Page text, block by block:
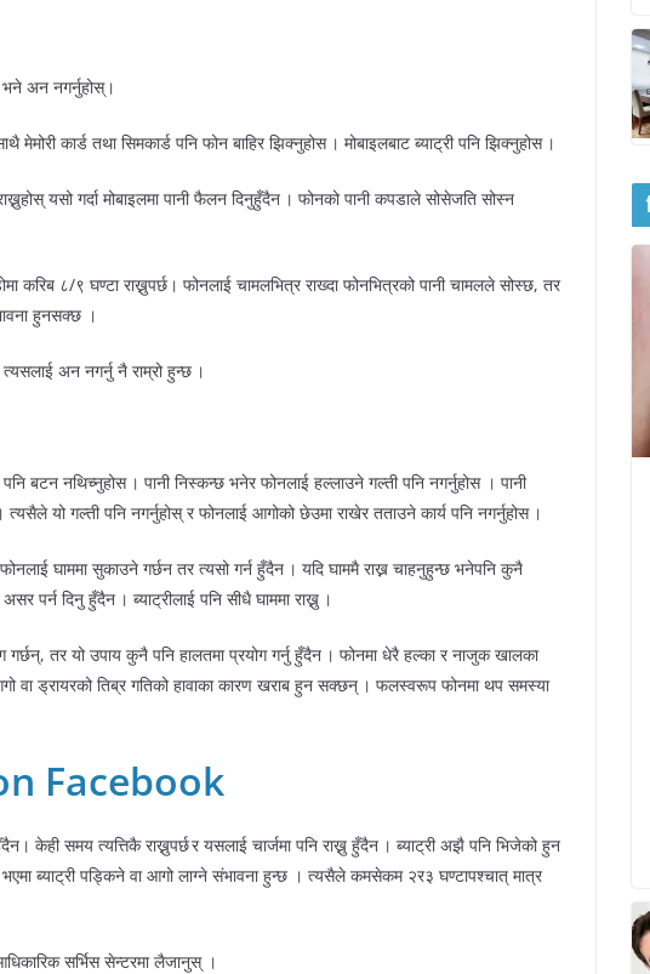
अन नगर्नुहोस्।
मेमोरी कार्ड तथा सिमकार्ड पनि फोन बाहिर झिक्नुहोस । मोबाइलबाट ब्याट्री पनि झिक्नुहोस ।
यसो गर्दा मोबाइलमा पानी फैलन दिनुहुँदैन । फोनको पानी कपडाले सोसेजति सोस्न
करिब ८/९ घण्टा राख्नुपर्छ। फोनलाई चामलभित्र राख्दा फोनभित्रको पानी चामलले सोस्छ, तर
हुनसक्छ ।
अन नगर्नु नै राम्रो हुन्छ ।
बटन नथिच्नुहोस । पानी निस्कन्छ भनेर फोनलाई हल्लाउने गल्ती पनि नगर्नुहोस । पानी
यो गल्ती पनि नगर्नुहोस् र फोनलाई आगोको छेउमा राखेर तताउने कार्य पनि नगर्नुहोस ।
घाममा सुकाउने गर्छन तर त्यसो गर्न हुँदैन । यदि घाममै राख्न चाहनुहुन्छ भनेपनि कुनै
पर्न दिनु हुँदैन । ब्याट्रीलाई पनि सीधै घाममा राख्नु ।
तर यो उपाय कुनै पनि हालतमा प्रयोग गर्नु हुँदैन । फोनमा धेरै हल्का र नाजुक खालका
वा ड्रायरको तिब्र गतिको हावाका कारण खराब हुन सक्छन् । फलस्वरूप फोनमा थप समस्या
Facebook
केही समय त्यत्तिकै राख्नुपर्छ र यसलाई चार्जमा पनि राख्नु हुँदैन । ब्याट्री अझै पनि भिजेको हुन
ब्याट्री पड्किने वा आगो लाग्ने संभावना हुन्छ । त्यसैले कमसेकम २र३ घण्टापश्चात् मात्र
सर्भिस सेन्टरमा लैजानुस् ।